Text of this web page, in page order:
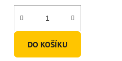
DO KOŠÍKU